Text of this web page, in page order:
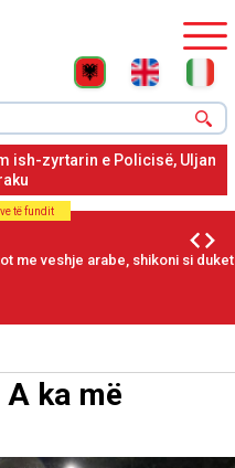
ish-zyrtarin e Policisë, Uljan
të fundit
me veshje arabe, shikoni si duket
ka më